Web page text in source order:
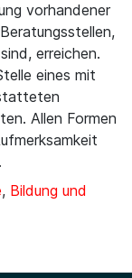
vorhandener
erreichen.
eines mit
Allen Formen
, Bildung und